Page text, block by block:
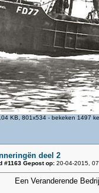
KB, 801x534 - bekeken 1497
deel 2
#1163 Gepost op:20-04-2015,